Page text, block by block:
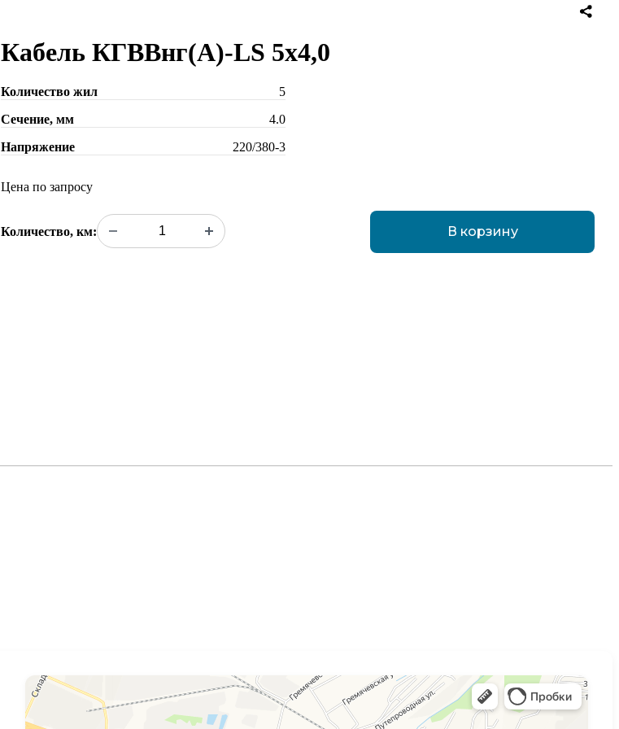
Кабель КГВВнг(А)-LS 5х4,0
Количество жил
5
Сечение, мм
4.0
Напряжение
220/380-3
Цена по запросу
Количество, км: В корзину